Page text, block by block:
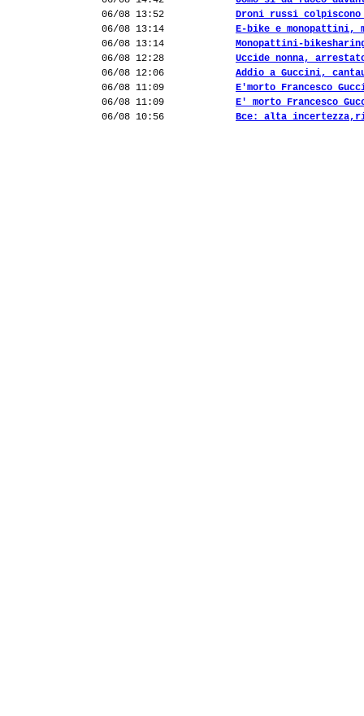
06/08 13:52
Droni russi colpiscono
06/08 13:14
E-bike e monopattini,
06/08 13:14
Monopattini-
06/08 12:28
Uccide nonna,
06/08 12:06
Addio a Guccini,
06/08 11:09
E'morto Francesco
06/08 11:09
E' morto Francesco
06/08 10:56
Bce: alta